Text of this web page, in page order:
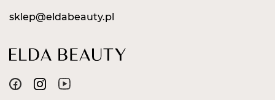
sklep@eldabeauty.pl